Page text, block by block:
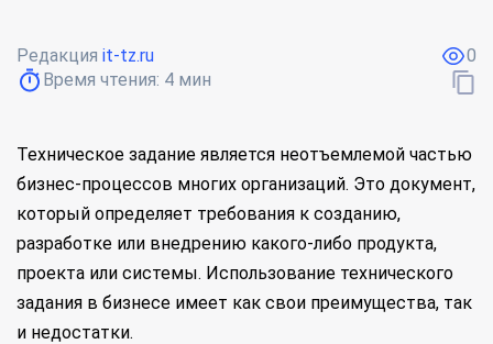
Редакция it-tz.ru
Время чтения: 4 мин
0
Техническое задание является неотъемлемой частью
бизнес-процессов многих организаций. Это документ,
который определяет требования к созданию,
разработке или внедрению какого-либо продукта,
проекта или системы. Использование технического
задания в бизнесе имеет как свои преимущества, так
и недостатки.